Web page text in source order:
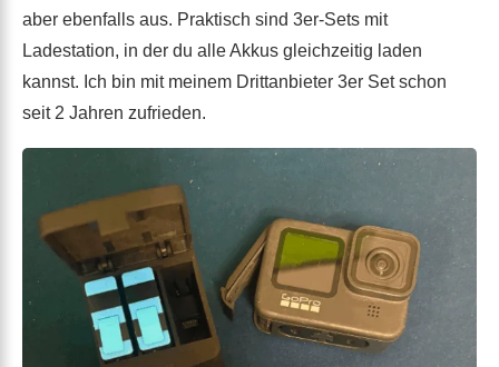
aber ebenfalls aus. Praktisch sind 3er-Sets mit
Ladestation, in der du alle Akkus gleichzeitig laden
kannst. Ich bin mit meinem Drittanbieter 3er Set schon
seit 2 Jahren zufrieden.